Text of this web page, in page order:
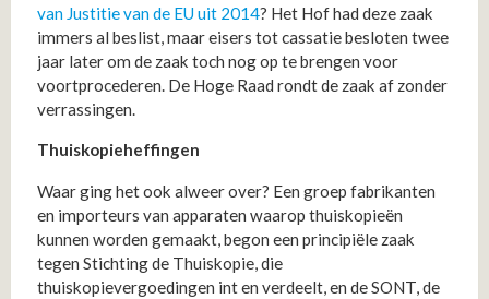
van Justitie van de EU uit 2014? Het Hof had deze zaak
immers al beslist, maar eisers tot cassatie besloten twee
jaar later om de zaak toch nog op te brengen voor
voortprocederen. De Hoge Raad rondt de zaak af zonder
verrassingen.
Thuiskopieheffingen
Waar ging het ook alweer over? Een groep fabrikanten
en importeurs van apparaten waarop thuiskopieën
kunnen worden gemaakt, begon een principiële zaak
tegen Stichting de Thuiskopie, die
thuiskopievergoedingen int en verdeelt, en de SONT, de